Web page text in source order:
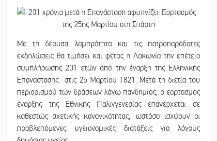
Με τη δέουσα λαμπρότητα και τις πατροπαράδοτες
εκδηλώσεις θα τιμήσει και φέτος η Λακωνία την επέτειο
συμπλήρωσης 201 ετών από την έναρξη της Ελληνικής
Επανάστασης στις 25 Μαρτίου 1821. Μετά τη διετία του
περιορισμού των δράσεων λόγω πανδημίας, ο εορτασμός
έναρξης της Εθνικής Παλιγγενεσίας επανέρχεται σε
καθεστώς σχετικής κανονικότητας, ωστόσο ισχύουν οι
προβλεπόμενες υγειονομικές διατάξεις για λόγους